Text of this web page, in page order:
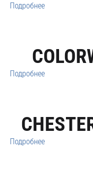
Подробнее
Подробнее
Подробнее